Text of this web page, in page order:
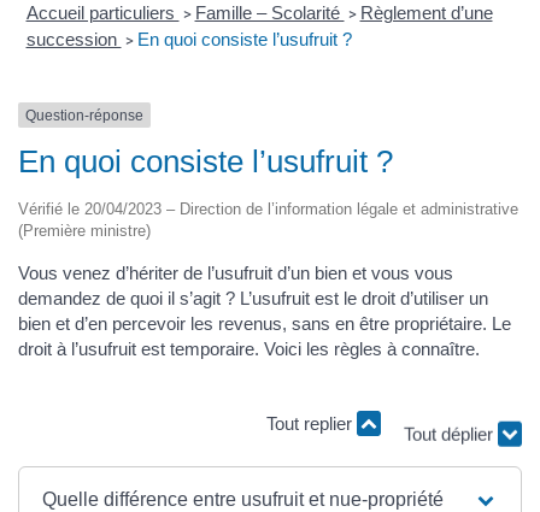
Accueil particuliers > Famille – Scolarité > Règlement d’une
succession > En quoi consiste l’usufruit ?
Question-réponse
En quoi consiste l’usufruit ?
Vérifié le 20/04/2023 – Direction de l’information légale et administrative
(Première ministre)
Vous venez d’hériter de l’usufruit d’un bien et vous vous
demandez de quoi il s’agit ? L’usufruit est le droit d’utiliser un
bien et d’en percevoir les revenus, sans en être propriétaire. Le
droit à l’usufruit est temporaire. Voici les règles à connaître.
Tout replier
Tout déplier
Quelle différence entre usufruit et nue-propriété